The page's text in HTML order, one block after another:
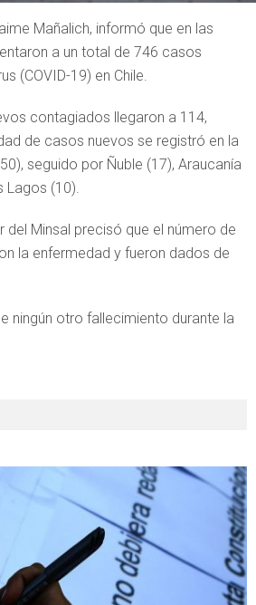
Mañalich, informó que en las
a un total de 746 casos
(COVID-19) en Chile.
contagiados llegaron a 114,
de casos nuevos se registró en la
seguido por Ñuble (17), Araucanía
Lagos (10).
del Minsal precisó que el número de
la enfermedad y fueron dados de
ningún otro fallecimiento durante la